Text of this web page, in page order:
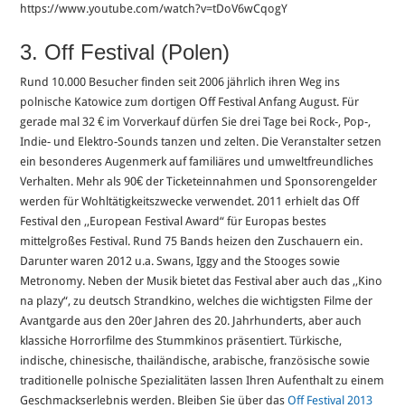
https://www.youtube.com/watch?v=tDoV6wCqogY
3. Off Festival (Polen)
Rund 10.000 Besucher finden seit 2006 jährlich ihren Weg ins
polnische Katowice zum dortigen Off Festival Anfang August. Für
gerade mal 32 € im Vorverkauf dürfen Sie drei Tage bei Rock-, Pop-,
Indie- und Elektro-Sounds tanzen und zelten. Die Veranstalter setzen
ein besonderes Augenmerk auf familiäres und umweltfreundliches
Verhalten. Mehr als 90€ der Ticketeinnahmen und Sponsorengelder
werden für Wohltätigkeitszwecke verwendet. 2011 erhielt das Off
Festival den ,,European Festival Award“ für Europas bestes
mittelgroßes Festival. Rund 75 Bands heizen den Zuschauern ein.
Darunter waren 2012 u.a. Swans, Iggy and the Stooges sowie
Metronomy. Neben der Musik bietet das Festival aber auch das ,,Kino
na plazy“, zu deutsch Strandkino, welches die wichtigsten Filme der
Avantgarde aus den 20er Jahren des 20. Jahrhunderts, aber auch
klassiche Horrorfilme des Stummkinos präsentiert. Türkische,
indische, chinesische, thailändische, arabische, französische sowie
traditionelle polnische Spezialitäten lassen Ihren Aufenthalt zu einem
Geschmackserlebnis werden. Bleiben Sie über das Off Festival 2013